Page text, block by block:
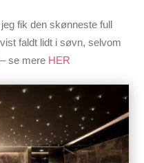
fik den skønneste full
faldt lidt i søvn, selvom
se mere HER